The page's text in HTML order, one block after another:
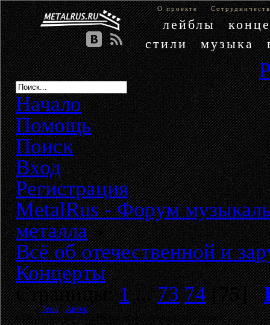
О проекте
лейблы
стили
музыка
Начало
Помощь
Поиск
Вход
Регистрация
MetalRus - Форум
металла»
Всё об отечественной и
Концерты
Страницы:1 ...73 74[75]
Тема/Автор
0 Пользователей и 23 Гостей просматривают этот раздел.